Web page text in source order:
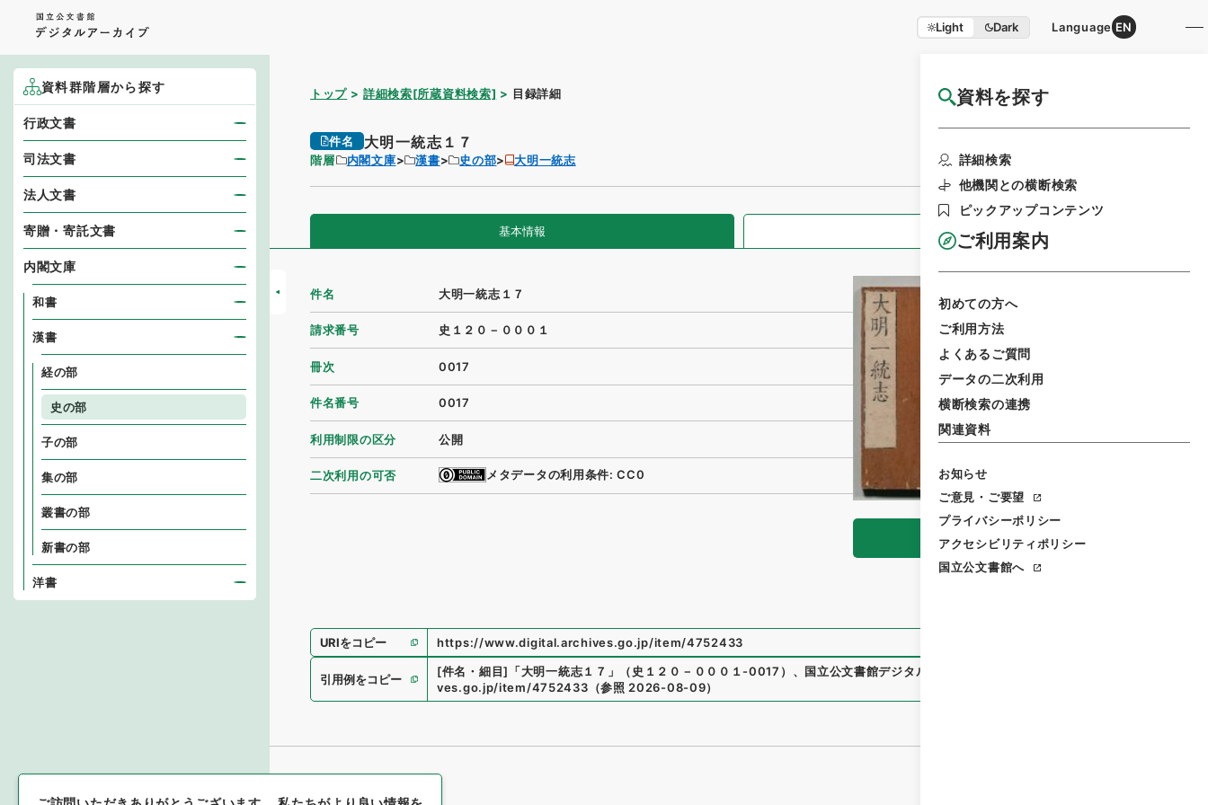
Light Dark Language EN
資料を探す
詳細検索
他機関との横断検索
ピックアップコンテンツ
ご利用案内
初めての方へ
ご利用方法
よくあるご質問
データの二次利用
横断検索の連携
関連資料
お知らせ
ご意見・ご要望
プライバシーポリシー
アクセシビリティポリシー
国立公文書館へ
トップ 詳細検索[所蔵資料検索] 目録詳細 国立公文書館HP利用案内
件名 大明一統志１７
階層 内閣文庫 漢書 史の部 大明一統志
基本情報 全ての情報
閲覧
件名 大明一統志１７
請求番号 史１２０－０００１
冊次 0017
件名番号 0017
利用制限の区分 公開
二次利用の可否 メタデータの利用条件: CC0
URIをコピー https://www.digital.archives.go.jp/item/4752433
引用例をコピー
[件名・細目] 「大明一統志１７ 」 （史１２０－０００１-0017 ） 、 国立公文書館デジタルアーカイブ
ves.go.jp/item/4752433 （参照 2026-08-09）
資料群階層から探す
行政文書
司法文書
法人文書
寄贈・寄託文書
内閣文庫
和書
漢書
経の部
史の部
子の部
集の部
叢書の部
新書の部
洋書